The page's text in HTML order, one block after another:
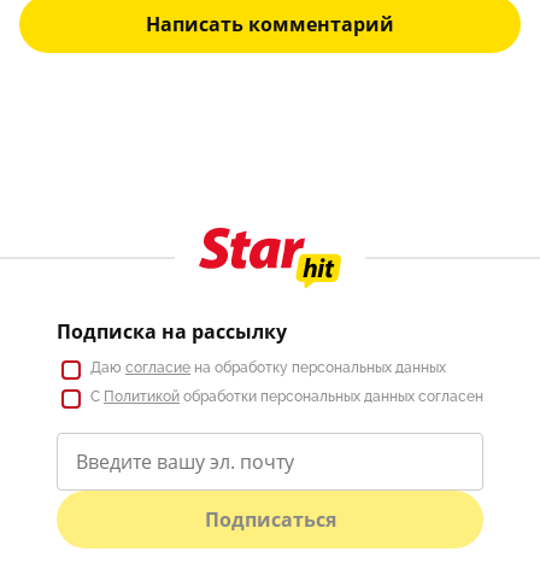
Написать комментарий
Подписка на рассылку
Даю согласие на обработку персональных данных
С Политикой обработки персональных данных согласен
Подписаться